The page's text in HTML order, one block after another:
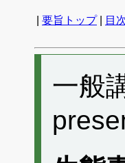
要旨トップ| 目
一般